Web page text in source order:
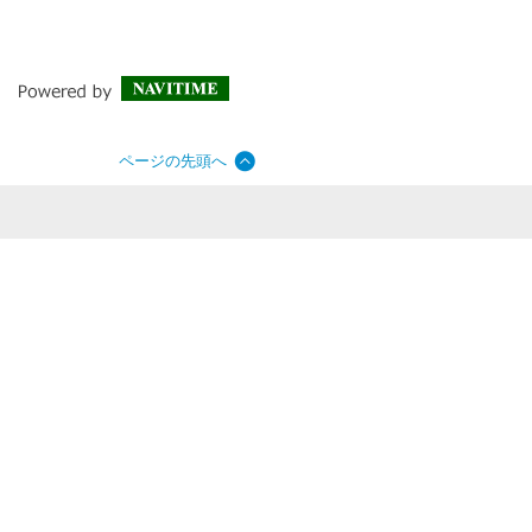
ページの先頭へ